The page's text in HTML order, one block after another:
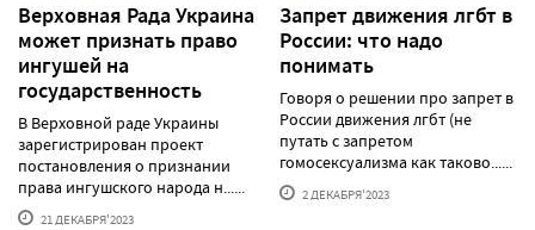
Верховная Рада Украина
может признать право
ингушей на
государственность
В Верховной раде Украины
зарегистрирован проект
постановления о признании
права ингушского народа н......
21 ДЕКАБРЯ'2023
Запрет движения лгбт в
России: что надо
понимать
Говоря о решении про запрет в
России движения лгбт (не
путать с запретом
гомосексуализма как таково......
2 ДЕКАБРЯ'2023